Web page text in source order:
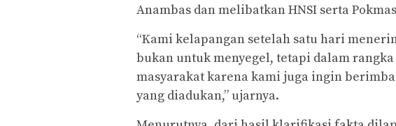
Anambas dan melibatkan HNSI serta
“Kami kelapangan setelah satu hari
bukan untuk menyegel, tetapi dalam
masyarakat karena kami juga ingin
yang diadukan,” ujarnya.